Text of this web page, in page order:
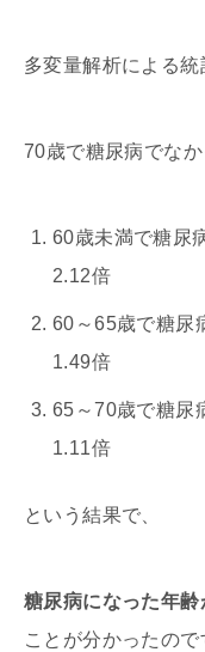
多変量解析による統
70歳で糖尿病でなか
60歳未満で糖尿
2.12倍
60～65歳で糖尿
1.49倍
65～70歳で糖尿
1.11倍
という結果で、
糖尿病になった年
ことが分かったので